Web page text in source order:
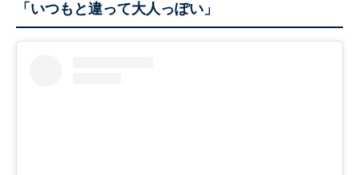
「いつもと違って大人っぽい」